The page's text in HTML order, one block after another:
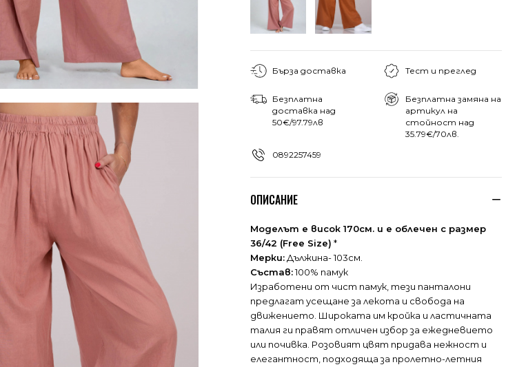
Бърза доставка Тест и преглед
Безплатна
доставка над
50€/97.79лв
Безплатна замяна на
артикул на
стойност над
35.79€/70лв.
0892257459
ОПИСАНИЕ
Моделът е висок 170см. и е облечен с размер
36/42 (Free Size) *
Мерки:Дължина- 103см.
Състав:100% памук
Изработени от чист памук, тези панталони
предлагат усещане за лекота и свобода на
движението. Широката им кройка и ластичната
талия ги правят отличен избор за ежедневието
или почивка. Розовият цвят придава нежност и
елегантност, подходяща за пролетно-летния